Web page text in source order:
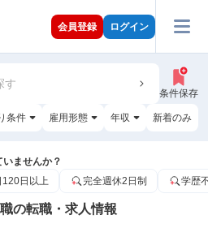
会員登録 ログイン
す
条件保存
条件 雇用形態 年収 新着のみ
ませんか？
120日以上 完全週休2日制 学歴
の転職・求人情報